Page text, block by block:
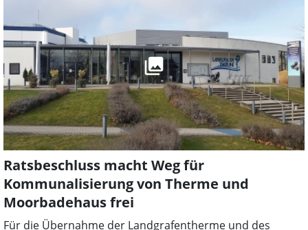
Ratsbeschluss macht Weg für
Kommunalisierung von Therme und
Moorbadehaus frei
Für die Übernahme der Landgrafentherme und des